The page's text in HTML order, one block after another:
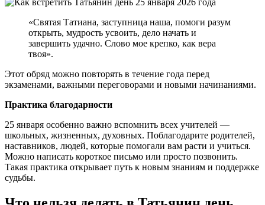
«Святая Татиана, заступница наша, помоги разум
открыть, мудрость усвоить, дело начать и
завершить удачно. Слово мое крепко, как вера
твоя».
Этот обряд можно повторять в течение года перед
экзаменами, важными переговорами и новыми начинаниями.
Практика благодарности
25 января особенно важно вспомнить всех учителей —
школьных, жизненных, духовных. Поблагодарите родителей,
наставников, людей, которые помогали вам расти и учиться.
Можно написать короткое письмо или просто позвонить.
Такая практика открывает путь к новым знаниям и поддержке
судьбы.